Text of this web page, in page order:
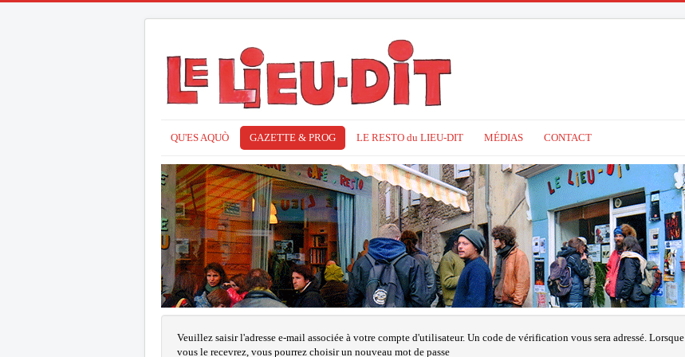
QU'ES AQUÒ GAZETTE & PROG LE RESTO du LIEU-DIT MÉDIAS CONTACT
Veuillez saisir l'adresse e-mail associée à votre compte d'utilisateur. Un code de vérification vous sera adressé. Lorsque
vous le recevrez, vous pourrez choisir un nouveau mot de passe